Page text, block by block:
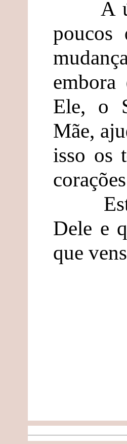
A
poucos
Ele, o
Mãe,
isso os
Este
Dele e
que